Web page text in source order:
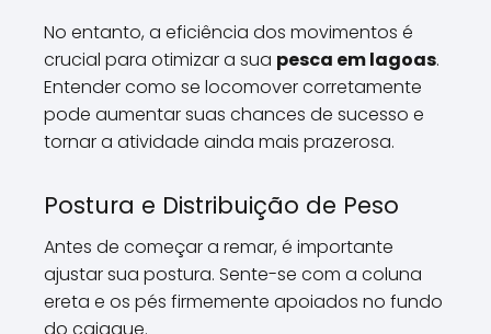
No entanto, a eficiência dos movimentos é
crucial para otimizar a sua pesca em lagoas.
Entender como se locomover corretamente
pode aumentar suas chances de sucesso e
tornar a atividade ainda mais prazerosa.
Postura e Distribuição de Peso
Antes de começar a remar, é importante
ajustar sua postura. Sente-se com a coluna
ereta e os pés firmemente apoiados no fundo